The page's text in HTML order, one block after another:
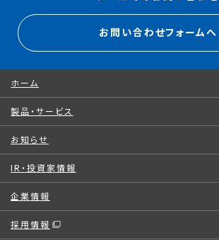
お問い合わせフォームへ
ホーム
製品・サービス
お知らせ
IR・投資家情報
企業情報
採用情報